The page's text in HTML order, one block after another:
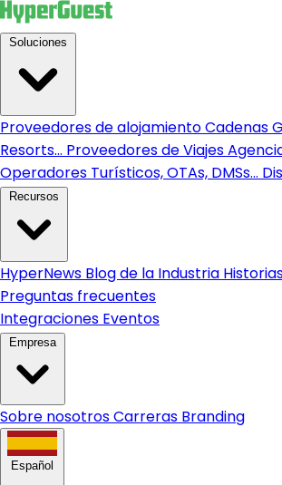
Proveedores de alojamientoCadenas
Resorts... Proveedores de Viajes
Operadores Turísticos, OTAs, DMSs...
HyperNews Blog de la Industria
Preguntas frecuentes
Integraciones Eventos
Empresa
Sobre nosotrosCarreras Branding
Español